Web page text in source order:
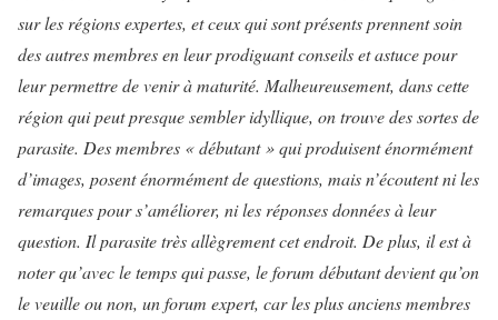
sur les régions expertes, et ceux qui sont présents prennent soin
des autres membres en leur prodiguant conseils et astuce pour
leur permettre de venir à maturité. Malheureusement, dans cette
région qui peut presque sembler idyllique, on trouve des sortes de
parasite. Des membres « débutant » qui produisent énormément
d’images, posent énormément de questions, mais n’écoutent ni les
remarques pour s’améliorer, ni les réponses données à leur
question. Il parasite très allègrement cet endroit. De plus, il est à
noter qu’avec le temps qui passe, le forum débutant devient qu’on
le veuille ou non, un forum expert, car les plus anciens membres